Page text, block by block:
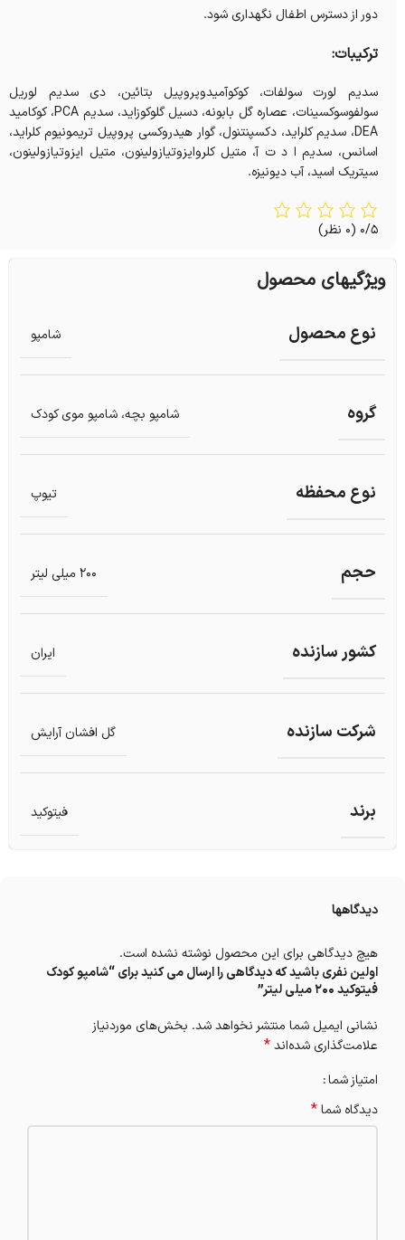
دور از دسترس اطفال نگهداری شود.
ترکیبات:
سدیم لورت سولفات، کوکوآمیدوپروپیل بتائین، دی سدیم لوریل
سولفوسوکسینات، عصاره گل بابونه، دسیل گلوکوزاید، سدیم PCA، کوکامید
DEA، سدیم کلراید، دکسپنتنول، گوار هیدروکسی پروپیل تریمونیوم کلراید،
اسانس، سدیم ا د ت آ، متیل کلروایزوتیازولینون، متیل ایزوتیازولینون،
سیتریک اسید، آب دیونیزه.
0/5 (0 نظر)
ویژگیهای محصول
نوع محصول شامپو
گروه شامپو بچه، شامپو موی کودک
نوع محفظه تیوپ
حجم 200 میلی لیتر
کشور سازنده ایران
شرکت سازنده گل افشان آرایش
برند فیتوکید
دیدگاهها
هیچ دیدگاهی برای این محصول نوشته نشده است.
اولین نفری باشید که دیدگاهی را ارسال می کنید برای “شامپو کودک
فیتوکید 200 میلی لیتر”
نشانی ایمیل شما منتشر نخواهد شد. بخش‌های موردنیاز
علامت‌گذاری شده‌اند*
امتیاز شما
دیدگاه شما*